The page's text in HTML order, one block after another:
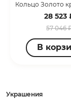
28 523
57 046
В
Украшения